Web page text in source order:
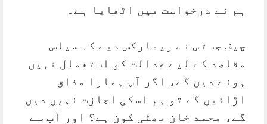
ہم نے درخواست میں اٹھایا ہے۔
چیف جسٹس نے ریمارکس دیے کہ سیاس
مقاصد کے لیے عدالت کو استعمال نہیں
ہونے دیں گے، اگر آپ ہمارا مذاق
اڑائیں گے تو ہم اسکی اجازت نہیں دیں
گے، محمد خان بھٹی کون ہے؟ اور آپ سے